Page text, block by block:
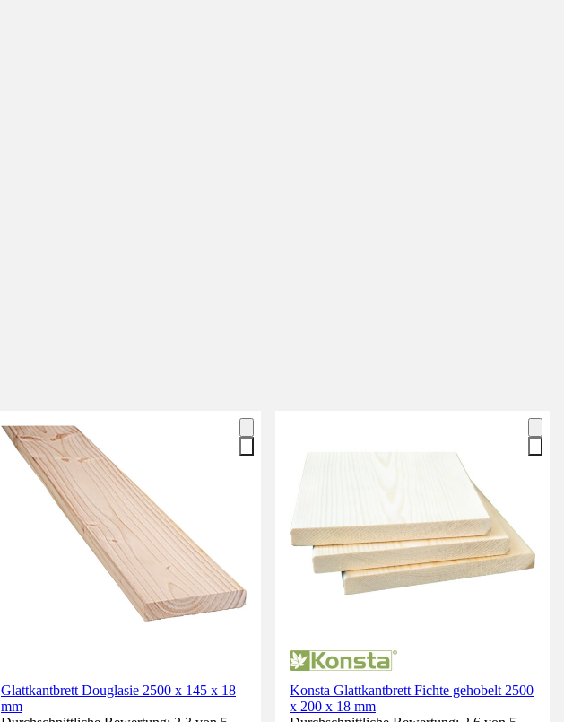
Glattkantbrett Douglasie 2500 x 145 x 18
mm
Konsta Glattkantbrett Fichte gehobelt 2500
x 200 x 18 mm